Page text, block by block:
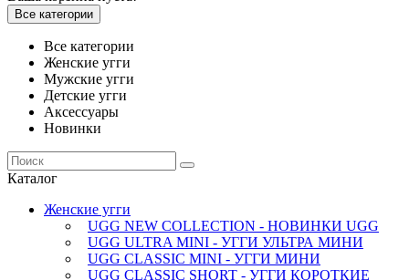
Все категории
Все категории
Женские угги
Мужские угги
Детские угги
Аксессуары
Новинки
Каталог
Женские угги
UGG NEW COLLECTION - НОВИНКИ UGG
UGG ULTRA MINI - УГГИ УЛЬТРА МИНИ
UGG CLASSIC MINI - УГГИ МИНИ
UGG CLASSIC SHORT - УГГИ КОРОТКИЕ